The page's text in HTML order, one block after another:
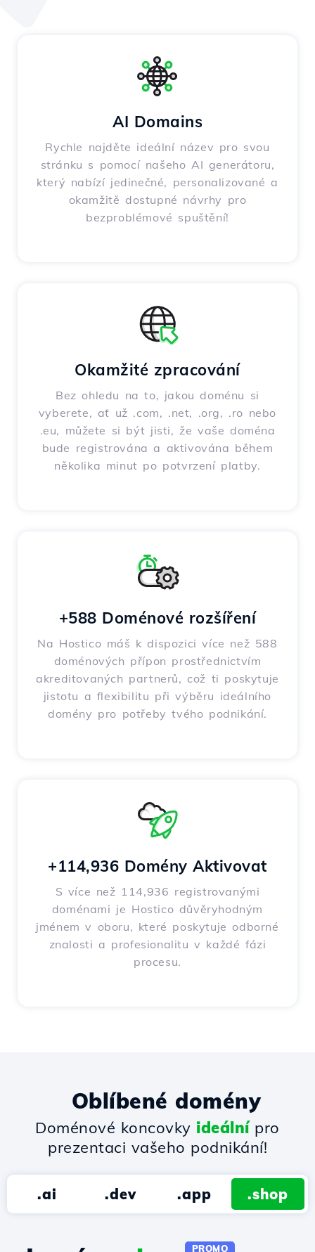
AI Domains
Rychle najděte ideální název pro svou
stránku s pomocí našeho AI generátoru,
který nabízí jedinečné, personalizované a
okamžitě dostupné návrhy pro
bezproblémové spuštění!
Okamžité zpracování
Bez ohledu na to, jakou doménu si
vyberete, ať už .com, .net, .org, .ro nebo
.eu, můžete si být jisti, že vaše doména
bude registrována a aktivována během
několika minut po potvrzení platby.
+588 Doménové rozšíření
Na Hostico máš k dispozici více než 588
doménových přípon prostřednictvím
akreditovaných partnerů, což ti poskytuje
jistotu a flexibilitu při výběru ideálního
domény pro potřeby tvého podnikání.
+114,936 Domény Aktivovat
S více než 114,936 registrovanými
doménami je Hostico důvěryhodným
jménem v oboru, které poskytuje odborné
znalosti a profesionalitu v každé fázi
procesu.
Oblíbené domény
Doménové koncovky ideálnípro
prezentaci vašeho podnikání!
.ai .dev .app .shop
PROMO